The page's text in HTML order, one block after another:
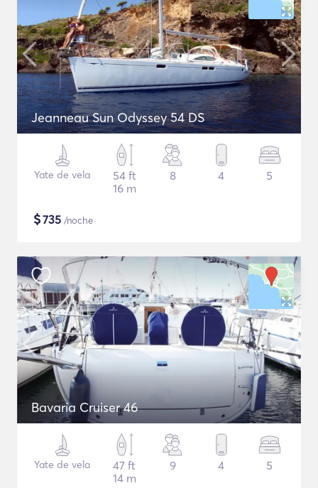
Jeanneau Sun Odyssey 54 DS
Yate de vela
54 ft
16 m
8 4 5
$735 /noche
Bavaria Cruiser 46
Yate de vela
47 ft
14 m
9 4 5